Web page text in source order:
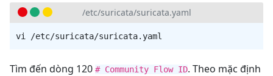
/etc/suricata/suricata.yaml
Tìm đến dòng 120 # Community Flow ID. Theo mặc định